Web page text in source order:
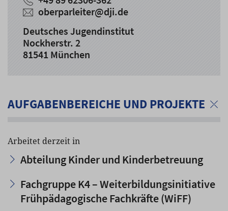
oberparleiter@dji.de
Deutsches Jugendinstitut
Nockherstr. 2
81541 München
AUFGABENBEREICHE UND PROJEKTE
Arbeitet derzeit in
Abteilung Kinder und Kinderbetreuung
Fachgruppe K4 – Weiterbildungsinitiative
Frühpädagogische Fachkräfte (WiFF)